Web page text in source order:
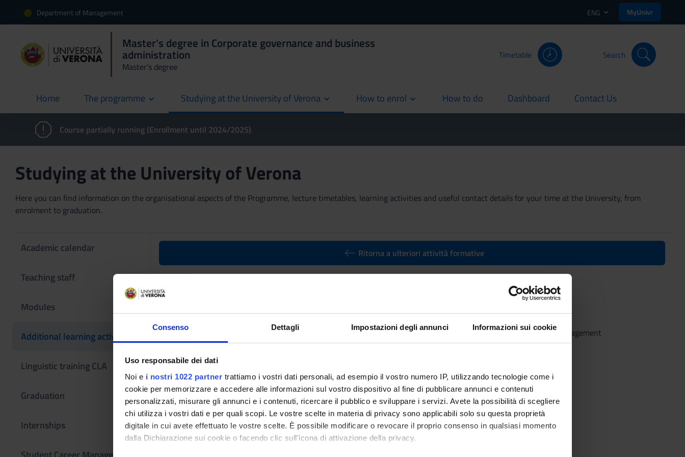
Consenso Dettagli Impostazioni degli annunci Informazioni sui cookie
Uso responsabile dei dati
Noi e i nostri 1022 partner trattiamo i vostri dati personali, ad esempio il vostro numero IP, utilizzando tecnologie come i
cookie per memorizzare e accedere alle informazioni sul vostro dispositivo al fine di pubblicare annunci e contenuti
personalizzati, misurare gli annunci e i contenuti, ricercare il pubblico e sviluppare i servizi. Avete la possibilità di scegliere
chi utilizza i vostri dati e per quali scopi. Le vostre scelte in materia di privacy sono applicabili solo su questa proprietà
digitale in cui avete effettuato le vostre scelte. È possibile modificare o revocare il proprio consenso in qualsiasi momento
dalla Dichiarazione sui cookie o facendo clic sull'icona di attivazione della privacy.
Department of Management ENG MyUnivr
Master's degree in Corporate governance and business
administration
Master’s degree
Timetable Search
Home
current The programme Studying at the University of Verona How to enrol How to do
current Dashboard
current Contact Us
current
Course partially running (Enrollment until 2024/2025)
Studying at the University of Verona
Here you can find information on the organisational aspects of the Programme, lecture timetables, learning activities and useful contact details for your time at the University, from
enrolment to graduation.
Academic calendar
Teaching staff
Modules
Additional learning activities
Linguistic training CLA
Graduation
Internships
Ritorna a ulteriori attività formative
B-education: Sound ideas
Teaching code
4S013264
1
The course is given by
B-education: Sound ideas (2024/2025) - Bachelors' degree in Business Administration and Management